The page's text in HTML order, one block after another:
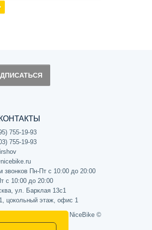
755-19-93
755-19-93
звонков Пн-Пт с 10:00 до 20:00
с 10:00 до 20:00
ул. Барклая 13с1
цокольный этаж, офис 1
интернет-магазин NiceBike ©